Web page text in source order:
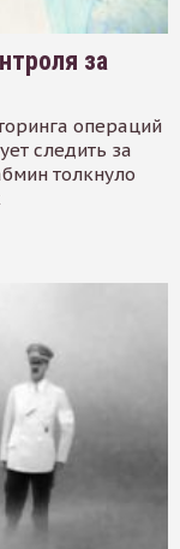
за
операций
следить за
толкнуло